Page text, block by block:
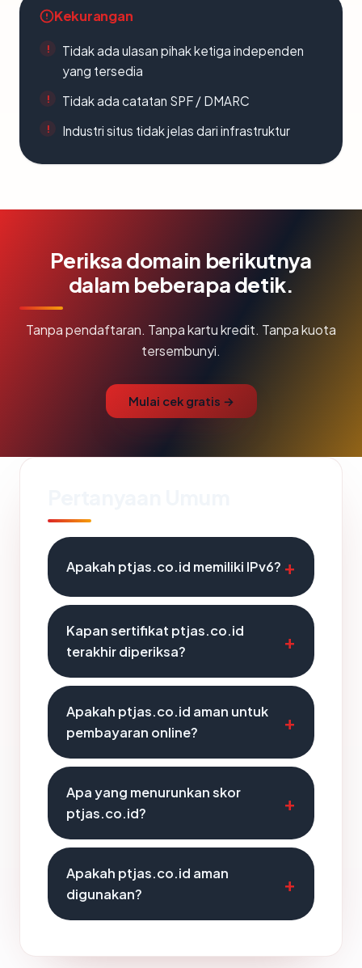
Kekurangan
Tidak ada ulasan pihak ketiga independen
yang tersedia
Tidak ada catatan SPF / DMARC
Industri situs tidak jelas dari infrastruktur
Periksa domain berikutnya
dalam beberapa detik.
Tanpa pendaftaran. Tanpa kartu kredit. Tanpa kuota
tersembunyi.
Mulai cek gratis →
Apakah ptjas.co.id memiliki IPv6?
Kapan sertifikat ptjas.co.id
terakhir diperiksa?
Apakah ptjas.co.id aman untuk
pembayaran online?
Apa yang menurunkan skor
ptjas.co.id?
Apakah ptjas.co.id aman
digunakan?